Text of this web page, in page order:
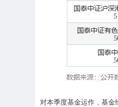
对本季度基金运作，基